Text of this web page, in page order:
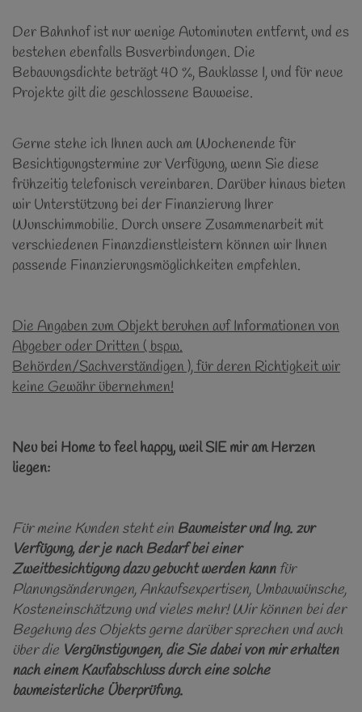
Der Bahnhof ist nur wenige Autominuten entfernt, und es
bestehen ebenfalls Busverbindungen. Die
Bebauungsdichte beträgt 40 %, Bauklasse I, und für neue
Projekte gilt die geschlossene Bauweise.
Gerne stehe ich Ihnen auch am Wochenende für
Besichtigungstermine zur Verfügung, wenn Sie diese
frühzeitig telefonisch vereinbaren. Darüber hinaus bieten
wir Unterstützung bei der Finanzierung Ihrer
Wunschimmobilie. Durch unsere Zusammenarbeit mit
verschiedenen Finanzdienstleistern können wir Ihnen
passende Finanzierungsmöglichkeiten empfehlen.
Die Angaben zum Objekt beruhen auf Informationen von
Abgeber oder Dritten ( bspw.
Behörden/Sachverständigen ), für deren Richtigkeit wir
keine Gewähr übernehmen!
Neu bei Home to feel happy, weil SIE mir am Herzen
liegen:
Für meine Kunden steht ein Baumeister und Ing. zur
Verfügung, der je nach Bedarf bei einer
Zweitbesichtigung dazu gebucht werden kannfür
Planungsänderungen, Ankaufsexpertisen, Umbauwünsche,
Kosteneinschätzung und vieles mehr! Wir können bei der
Begehung des Objekts gerne darüber sprechen und auch
über die Vergünstigungen, die Sie dabei von mir erhalten
nach einem Kaufabschluss durch eine solche
baumeisterliche Überprüfung.